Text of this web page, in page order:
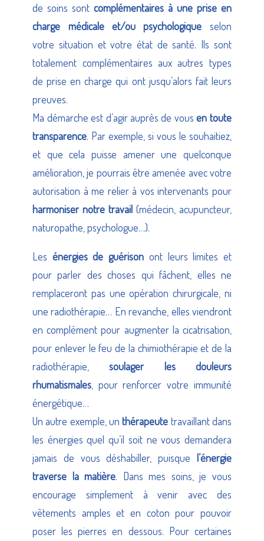
de soins sontcomplémentaires à une prise en
charge médicale et/ou psychologique selon
votre situation et votre état de santé. Ils sont
totalement complémentaires aux autres types
de prise en charge qui ont jusqu’alors fait leurs
preuves.
Ma démarche est d’agir auprès de vous en toute
transparence. Par exemple, si vous le souhaitiez,
et que cela puisse amener une quelconque
amélioration, je pourrais être amenée avec votre
autorisation à me relier à vos intervenants pour
harmoniser notre travail (médecin, acupuncteur,
naturopathe, psychologue…).
Les énergies de guérison ont leurs limites et
pour parler des choses qui fâchent, elles ne
remplaceront pas une opération chirurgicale, ni
une radiothérapie… En revanche, elles viendront
en complément pour augmenter la cicatrisation,
pour enlever le feu de la chimiothérapie et de la
radiothérapie,soulager les douleurs
rhumatismales , pour renforcer votre immunité
énergétique…
Un autre exemple, unthérapeute travaillant dans
les énergies quel qu’il soit ne vous demandera
jamais de vous déshabiller, puisque l’énergie
traverse la matière. Dans mes soins, je vous
encourage simplement à venir avec des
vêtements amples et en coton pour pouvoir
poser les pierres en dessous. Pour certaines